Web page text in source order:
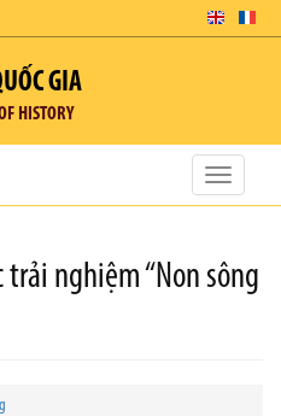
GIA
HISTORY
Toggle
nghiệm “Non sông